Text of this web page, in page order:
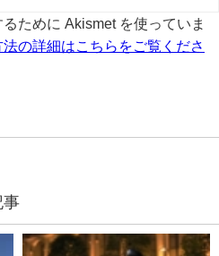
ために Akismet を使っていま
の詳細はこちらをご覧くださ
事